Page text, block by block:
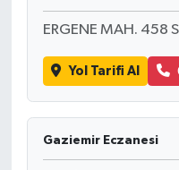
ERGENE MAH. 458
Yol Tarifi Al
Gaziemir Eczanesi